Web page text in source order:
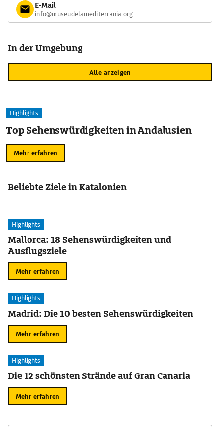
E-Mail
info@museudelamediterrania.org
In der Umgebung
Alle anzeigen
Highlights
Top Sehenswürdigkeiten in Andalusien
Mehr erfahren
Beliebte Ziele in Katalonien
Highlights
Mallorca: 18 Sehenswürdigkeiten und
Ausflugsziele
Mehr erfahren
Highlights
Madrid: Die 10 besten Sehenswürdigkeiten
Mehr erfahren
Highlights
Die 12 schönsten Strände auf Gran Canaria
Mehr erfahren